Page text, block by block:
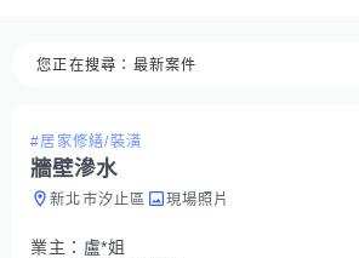
您正在搜尋： 最新案件
#居家修繕/裝潢
牆壁滲水
新北市汐止區 現場照片
業主： 盧*姐